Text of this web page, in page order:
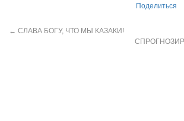
Поделиться
← СЛАВА БОГУ, ЧТО МЫ КАЗАКИ!